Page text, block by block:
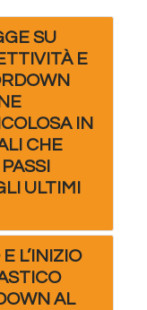
SU
E
IN
CHE
ULTIMI
L’INIZIO
AL